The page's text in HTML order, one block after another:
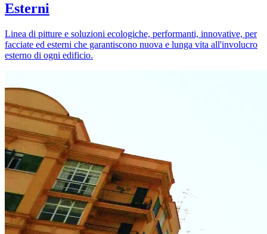
Esterni
Linea di pitture e soluzioni ecologiche, performanti, innovative, per
facciate ed esterni che garantiscono nuova e lunga vita all'involucro
esterno di ogni edificio.